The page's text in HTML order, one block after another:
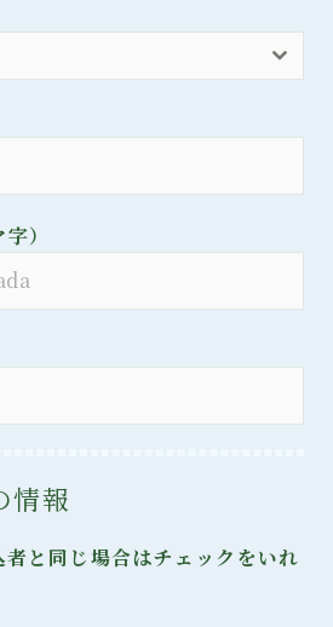
）
情報
と同じ場合はチェックをいれ